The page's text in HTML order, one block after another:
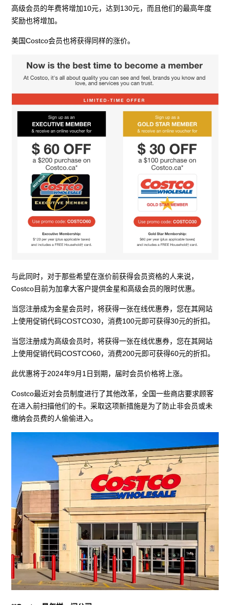
高级会员的年费将增加10元，达到130元，而且他们的最高年度
奖励也将增加。
美国Costco会员也将获得同样的涨价。
与此同时，对于那些希望在涨价前获得会员资格的人来说，
Costco目前为加拿大客户提供金星和高级会员的限时优惠。
当您注册成为金星会员时，将获得一张在线优惠券，您在其网站
上使用促销代码COSTCO30，消费100元即可获得30元的折扣。
当您注册成为高级会员时，将获得一张在线优惠券，您在其网站
上使用促销代码COSTCO60，消费200元即可获得60元的折扣。
此优惠将于2024年9月1日到期，届时会员价格将上涨。
Costco最近对会员制度进行了其他改革，全国一些商店要求顾客
在进入前扫描他们的卡。采取这项新措施是为了防止非会员或未
缴纳会员费的人偷偷进入。